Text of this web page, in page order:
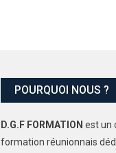
POURQUOI NOUS ?
D.G.F FORMATION est un
formation réunionnais